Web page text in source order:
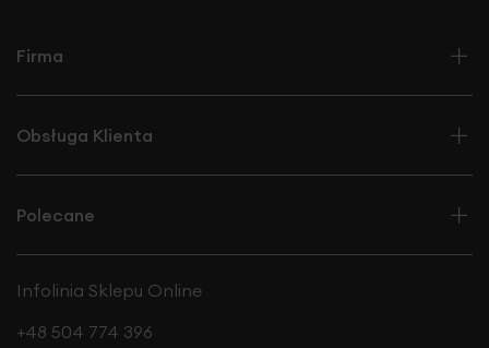
Firma
Obsługa Klienta
Polecane
Infolinia Sklepu Online
+48 504 774 396